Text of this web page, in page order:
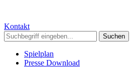
Kontakt
Suchen
Spielplan
Presse Download